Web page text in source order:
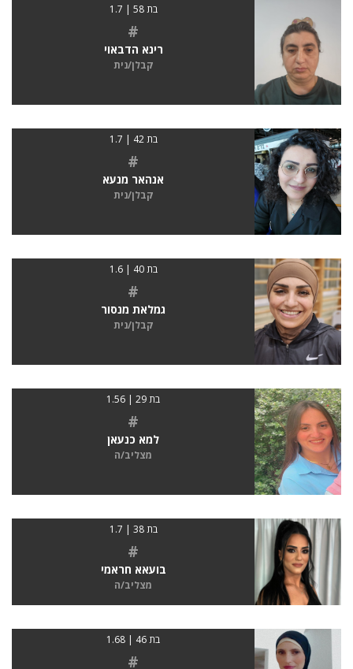
בת 58 | 1.7
#
רינא הדבאוי
קבלן/נית
בת 42 | 1.7
#
אנהאר מנעא
קבלן/נית
בת 40 | 1.6
#
גמלאת מנסור
קבלן/נית
בת 29 | 1.56
#
למא כנעאן
מצליב/ה
בת 38 | 1.7
#
בועאא חראמי
מצליב/ה
בת 46 | 1.68
#